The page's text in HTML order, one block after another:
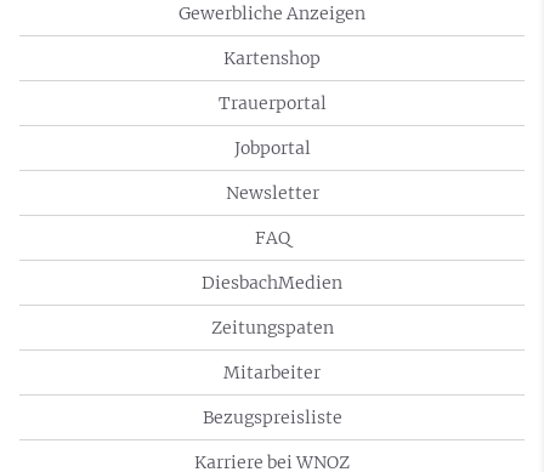
Gewerbliche Anzeigen
Kartenshop
Trauerportal
Jobportal
Newsletter
FAQ
DiesbachMedien
Zeitungspaten
Mitarbeiter
Bezugspreisliste
Karriere bei WNOZ